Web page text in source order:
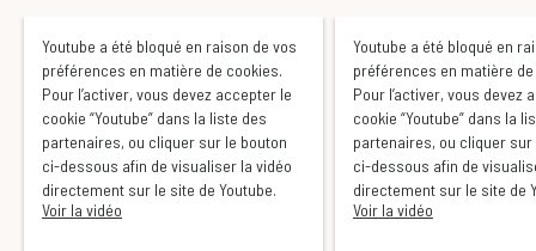
Youtube a été bloqué en raison de vos
préférences en matière de cookies.
Pour l’activer, vous devez accepter le
cookie “Youtube” dans la liste des
partenaires, ou cliquer sur le bouton
ci-dessous afin de visualiser la vidéo
directement sur le site de Youtube.
Voir la vidéo
Youtube a été bloqué en
préférences en matière
Pour l’activer, vous devez
cookie “Youtube” dans la
partenaires, ou cliquer sur
ci-dessous afin de
directement sur le site de
Voir la vidéo